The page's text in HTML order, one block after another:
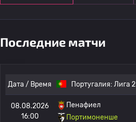
Последние матчи
Дата / Время Португалия: Лига 2
08.08.2026
16:00
Пенафиел
Портимоненше